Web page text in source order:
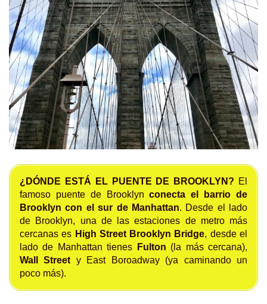
¿DÓNDE ESTÁ EL PUENTE DE BROOKLYN? El
famoso puente de Brooklynconecta el barrio de
Brooklyn con el sur de Manhattan. Desde el lado
de Brooklyn, una de las estaciones de metro más
cercanas es High Street Brooklyn Bridge, desde el
lado de Manhattan tienes
Fulton (la más cercana),
Wall Street y East Boroadway (ya caminando un
poco más).